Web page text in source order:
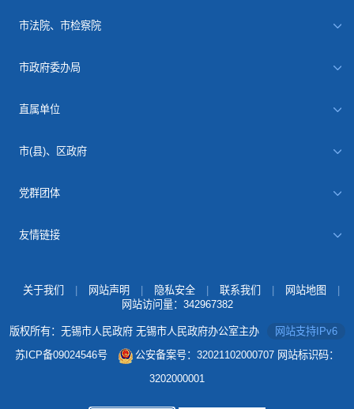
市法院、市检察院
市政府委办局
直属单位
市(县)、区政府
党群团体
友情链接
关于我们 网站声明 隐私安全 联系我们 网站地图
网站访问量： 342967382
版权所有：无锡市人民政府 无锡市人民政府办公室主办
网站支持IPv6
苏ICP备09024546号
公安备案号：32021102000707 网站标识码：
3202000001